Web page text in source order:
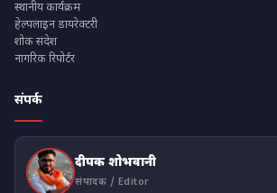
स्थानीय कार्यक्रम
हेल्पलाइन डायरेक्टरी
शोक संदेश
नागरिक रिपोर्टर
संपर्क
दीपक शोभवानी
संपादक / Editor